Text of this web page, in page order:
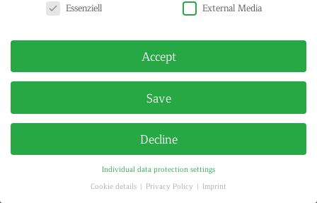
Essenziell
External Media
Accept
Save
Decline
Individual data protection settings
Cookie details
Privacy Policy Imprint